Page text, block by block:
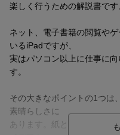
楽しく行うための解説書です
ネット、電子書籍の閲覧や
いるiPadですが、
実はパソコン以上に仕事に
す。
その大きなポイントの1つは
素晴らしさに
あります。紙とペンを遥か